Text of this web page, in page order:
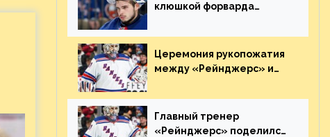
клюшкой форварда
игравшего на пятаке.
Видео
Церемония рукопожатия
между «Рейнджерс» и
матча плей-офф. Видео
Главный тренер
«Рейнджерс» поделился